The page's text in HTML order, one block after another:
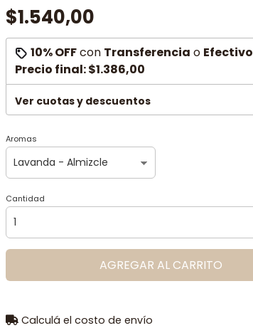
$1.540,00
10% OFFcon Transferencia o Efectivo
Precio final:$1.386,00
Ver cuotas y descuentos
Aromas
Cantidad
AGREGAR AL CARRITO
Calculá el costo de envío